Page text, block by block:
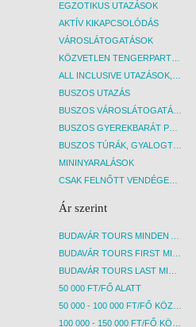
EGZOTIKUS UTAZÁSOK
AKTÍV KIKAPCSOLÓDÁS
VÁROSLÁTOGATÁSOK
BUSZOS UTAZÁS
MININYARALÁSOK
Ár szerint
50 000 FT/FŐ ALATT